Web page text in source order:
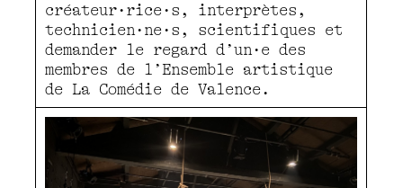
créateur·rice·s, interprètes,
technicien·ne·s, scientifiques et
demander le regard d’un·e des
membres de l’Ensemble artistique
de La Comédie de Valence.